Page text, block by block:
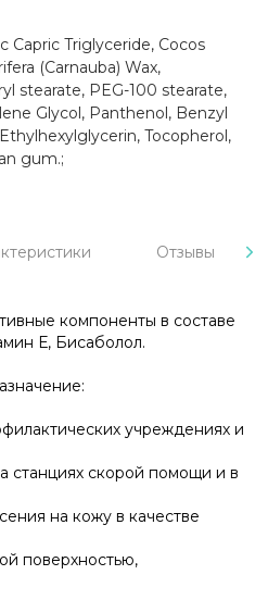
Capric Triglyceride, Cocos
(Carnauba) Wax,
stearate, PEG-100 stearate,
Glycol, Panthenol, Benzyl
Tocopherol,
gum.;
Отзывы
компоненты в составе
Е, Бисаболол.
учреждениях и
станциях скорой помощи и в
на кожу в качестве
поверхностью,